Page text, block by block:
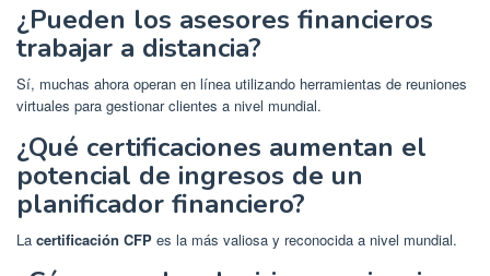
¿Pueden los asesores financieros
trabajar a distancia?
Sí, muchas ahora operan en línea utilizando herramientas de reuniones
virtuales para gestionar clientes a nivel mundial.
¿Qué certificaciones aumentan el
potencial de ingresos de un
planificador financiero?
La certificación CFP es la más valiosa y reconocida a nivel mundial.